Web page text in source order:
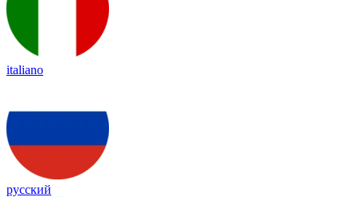
italiano
русский